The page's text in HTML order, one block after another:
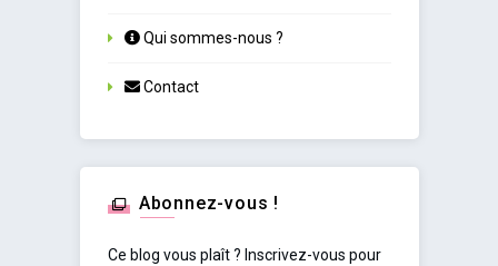
Qui sommes-nous ?
Contact
Abonnez-vous !
Ce blog vous plaît ? Inscrivez-vous pour